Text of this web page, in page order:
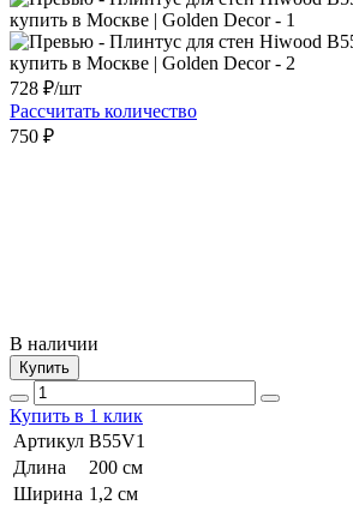
728 ₽/шт
Рассчитать количество
750 ₽
В наличии
Купить
Купить в 1 клик
Артикул B55V1
Длина
200 см
Ширина 1,2 см